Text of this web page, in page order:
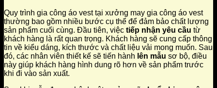
Quy trình gia công áo vest tại xưởng may gia công áo vest
thường bao gồm nhiều bước cụ thể để đảm bảo chất lượng
sản phẩm cuối cùng. Đầu tiên, việc tiếp nhận yêu cầu từ
khách hàng là rất quan trọng. Khách hàng sẽ cung cấp thông
tin về kiểu dáng, kích thước và chất liệu vải mong muốn. Sau
đó, các nhân viên thiết kế sẽ tiến hành lên mẫu sơ bộ, điều
này giúp khách hàng hình dung rõ hơn về sản phẩm trước
khi đi vào sản xuất.